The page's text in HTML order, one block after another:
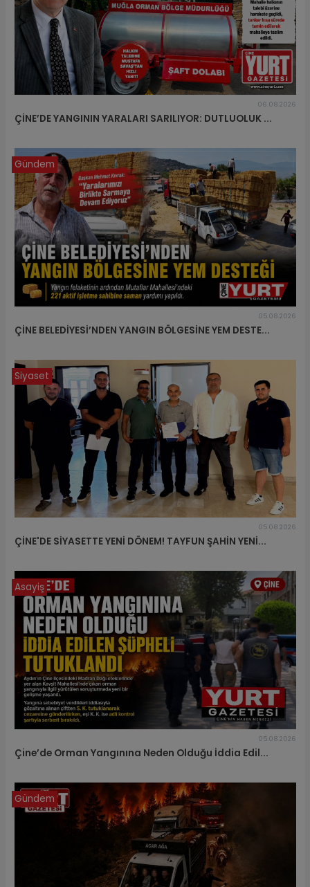
06.08.2026
ÇİNE’DE YANGININ YARALARI SARILIYOR: DUTLUOLUK ...
05.08.2026
ÇİNE BELEDİYESİ’NDEN YANGIN BÖLGESİNE YEM DESTE...
Gündem
05.08.2026
ÇİNE'DE SİYASETTE YENİ DÖNEM! TAYFUN ŞAHİN YENİ...
Siyaset
05.08.2026
Çine’de Orman Yangınına Neden Olduğu İddia Edil...
Asayiş
Gündem